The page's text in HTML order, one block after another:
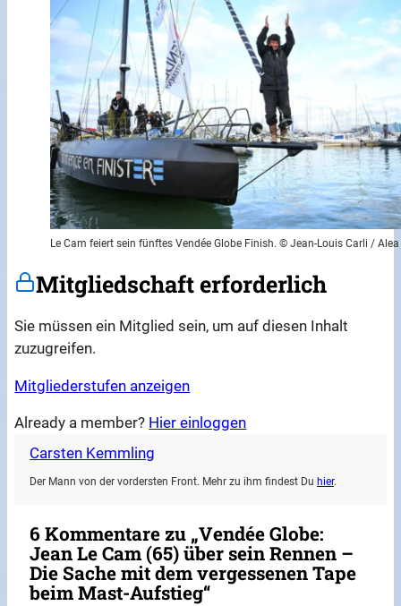
Le Cam feiert sein fünftes Vendée Globe Finish. © Jean-Louis Carli / Alea
Mitgliedschaft erforderlich
Sie müssen ein Mitglied sein, um auf diesen Inhalt
zuzugreifen.
Mitgliederstufen anzeigen
Already a member? Hier einloggen
Carsten Kemmling
Der Mann von der vordersten Front. Mehr zu ihm findest Du hier.
6 Kommentare zu „Vendée Globe:
Jean Le Cam (65) über sein Rennen –
Die Sache mit dem vergessenen Tape
beim Mast-Aufstieg“